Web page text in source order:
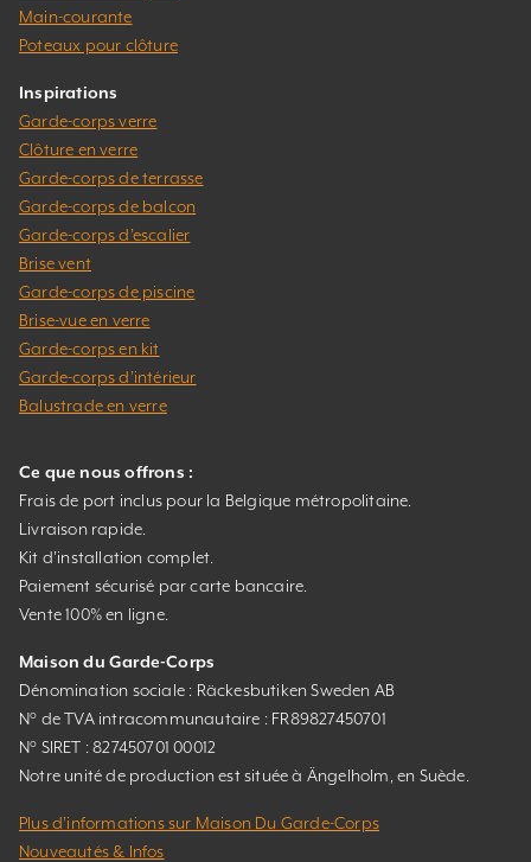
Main-courante
Poteaux pour clôture
Inspirations
Garde-corps verre
Clôture en verre
Garde-corps de terrasse
Garde-corps de balcon
Garde-corps d’escalier
Brise vent
Garde-corps de piscine
Brise-vue en verre
Garde-corps en kit
Garde-corps d’intérieur
Balustrade en verre
Ce que nous offrons :
Frais de port inclus pour la Belgique métropolitaine.
Livraison rapide.
Kit d’installation complet.
Paiement sécurisé par carte bancaire.
Vente 100% en ligne.
Maison du Garde-Corps
Dénomination sociale : Räckesbutiken Sweden AB
N° de TVA intracommunautaire : FR89827450701
N° SIRET : 827450701 00012
Notre unité de production est située à Ängelholm, en Suède.
Plus d’informations sur Maison Du Garde-Corps
Nouveautés & Infos